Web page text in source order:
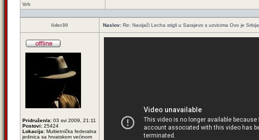
Vrh
lider30 Naslov: Re: Navijači Lecha stigli u Sarajevo s uzvicima Ovo je Srbija
Pridružen/a: 03 svi 2009, 21:11
Postovi: 25424
Lokacija: Multietnička federalna
jedinica sa hrvatskom većinom